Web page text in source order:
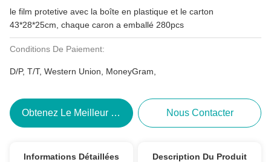
le film protetive avec la boîte en plastique et le carton
43*28*25cm, chaque caron a emballé 280pcs
Conditions De Paiement:
D/P, T/T, Western Union, MoneyGram,
Obtenez Le Meilleur Prix Nous Contacter
Informations Détaillées Description Du Produit